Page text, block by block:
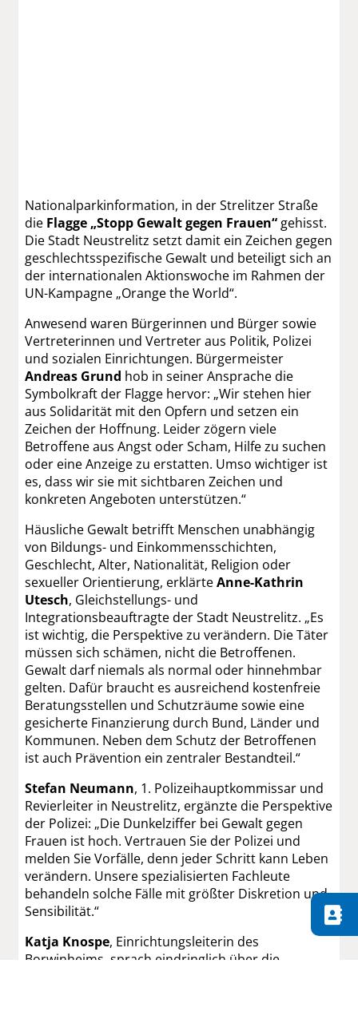
Nationalparkinformation, in der Strelitzer Straße
die Flagge „Stopp Gewalt gegen Frauen“ gehisst.
Die Stadt Neustrelitz setzt damit ein Zeichen gegen
geschlechtsspezifische Gewalt und beteiligt sich an
der internationalen Aktionswoche im Rahmen der
UN-Kampagne „Orange the World“.
Anwesend waren Bürgerinnen und Bürger sowie
Vertreterinnen und Vertreter aus Politik, Polizei
und sozialen Einrichtungen. Bürgermeister
Andreas Grund hob in seiner Ansprache die
Symbolkraft der Flagge hervor: „Wir stehen hier
aus Solidarität mit den Opfern und setzen ein
Zeichen der Hoffnung. Leider zögern viele
Betroffene aus Angst oder Scham, Hilfe zu suchen
oder eine Anzeige zu erstatten. Umso wichtiger ist
es, dass wir sie mit sichtbaren Zeichen und
konkreten Angeboten unterstützen.“
Häusliche Gewalt betrifft Menschen unabhängig
von Bildungs- und Einkommensschichten,
Geschlecht, Alter, Nationalität, Religion oder
sexueller Orientierung, erklärteAnne-Kathrin
Utesch, Gleichstellungs- und
Integrationsbeauftragte der Stadt Neustrelitz. „Es
ist wichtig, die Perspektive zu verändern. Die Täter
müssen sich schämen, nicht die Betroffenen.
Gewalt darf niemals als normal oder hinnehmbar
gelten. Dafür braucht es ausreichend kostenfreie
Beratungsstellen und Schutzräume sowie eine
gesicherte Finanzierung durch Bund, Länder und
Kommunen. Neben dem Schutz der Betroffenen
ist auch Prävention ein zentraler Bestandteil.“
Stefan Neumann, 1. Polizeihauptkommissar und
Revierleiter in Neustrelitz, ergänzte die Perspektive
der Polizei: „Die Dunkelziffer bei Gewalt gegen
Frauen ist hoch. Vertrauen Sie der Polizei und
melden Sie Vorfälle, denn jeder Schritt kann Leben
verändern. Unsere spezialisierten Fachleute
behandeln solche Fälle mit größter Diskretion und
Sensibilität.“
Katja Knospe, Einrichtungsleiterin des
Borwinheims, sprach eindringlich über die